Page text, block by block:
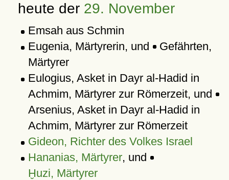
heute der 29. November
Emsah aus Schmin
Eugenia, Märtyrerin, und Gefährten,
Märtyrer
Eulogius, Asket in Dayr al-Hadid in
Achmim, Märtyrer zur Römerzeit, und
Arsenius, Asket in Dayr al-Hadid in
Achmim, Märtyrer zur Römerzeit
Gideon, Richter des Volkes Israel
Hananias, Märtyrer, und
Ḫuzi, Märtyrer